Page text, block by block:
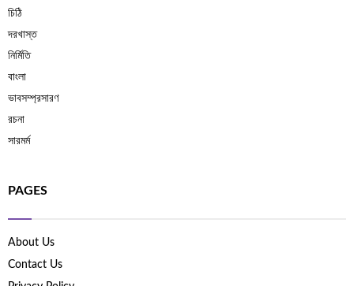
চিঠি
দরখাস্ত
নির্মিতি
বাংলা
ভাবসম্প্রসারণ
রচনা
সারমর্ম
PAGES
About Us
Contact Us